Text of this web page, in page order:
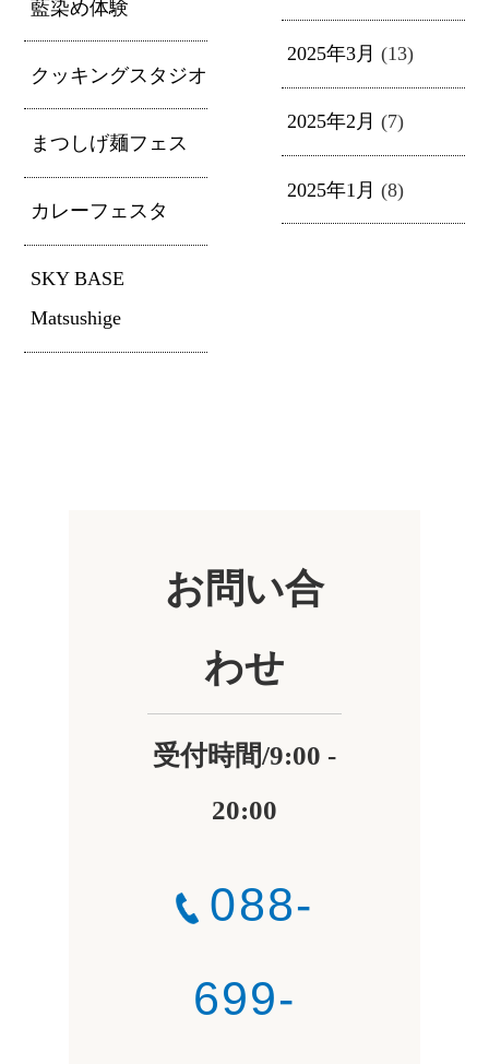
藍染め体験
クッキングスタジオ
まつしげ麺フェス
カレーフェスタ
SKY BASE
Matsushige
2025年3月 (13)
2025年2月 (7)
2025年1月 (8)
お問い合
わせ
受付時間/9:00 -
20:00
088-
699-